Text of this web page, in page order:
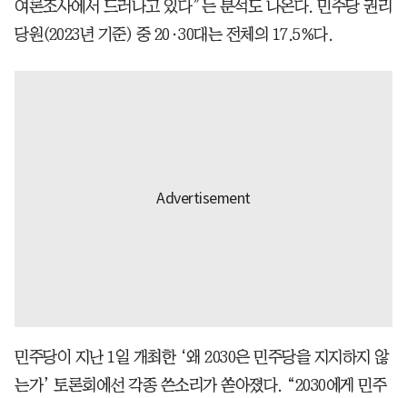
여론조사에서 드러나고 있다”는 분석도 나온다. 민주당 권리
당원(2023년 기준) 중 20·30대는 전체의 17.5%다.
민주당이 지난 1일 개최한 ‘왜 2030은 민주당을 지지하지 않
는가’ 토론회에선 각종 쓴소리가 쏟아졌다. “2030에게 민주